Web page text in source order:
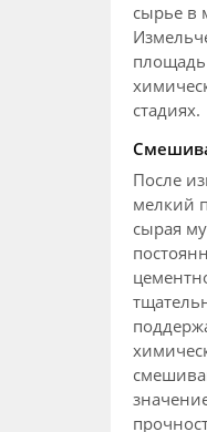
сырье в
площадь
стадиях.
После
мелкий
сырая